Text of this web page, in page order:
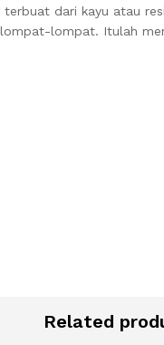
dari kayu atau
lompat. Itulah
Related